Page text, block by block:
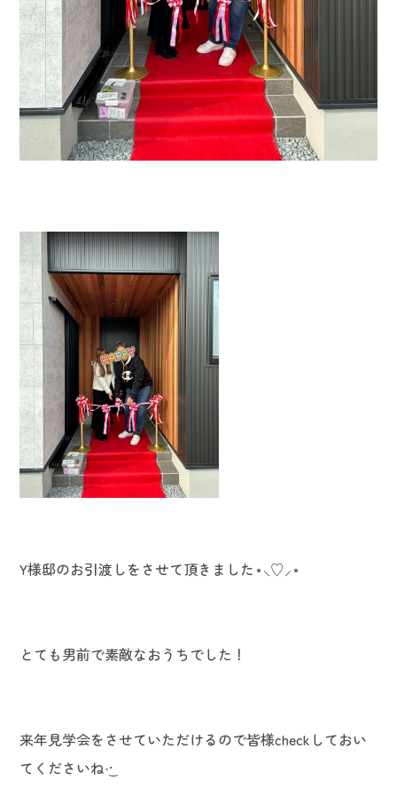
Y様邸のお引渡しをさせて頂きました⋆⸜♡⸝‍⋆
とても男前で素敵なおうちでした！
来年見学会をさせていただけるので皆様checkしておい
てくださいね·͜· ︎︎